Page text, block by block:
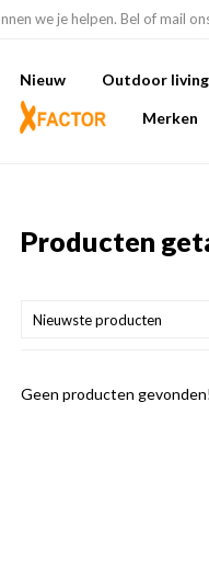
we je helpen. Bel of mail
Nieuw Outdoor living
Merken
Producten
Nieuwste producten
Geen producten